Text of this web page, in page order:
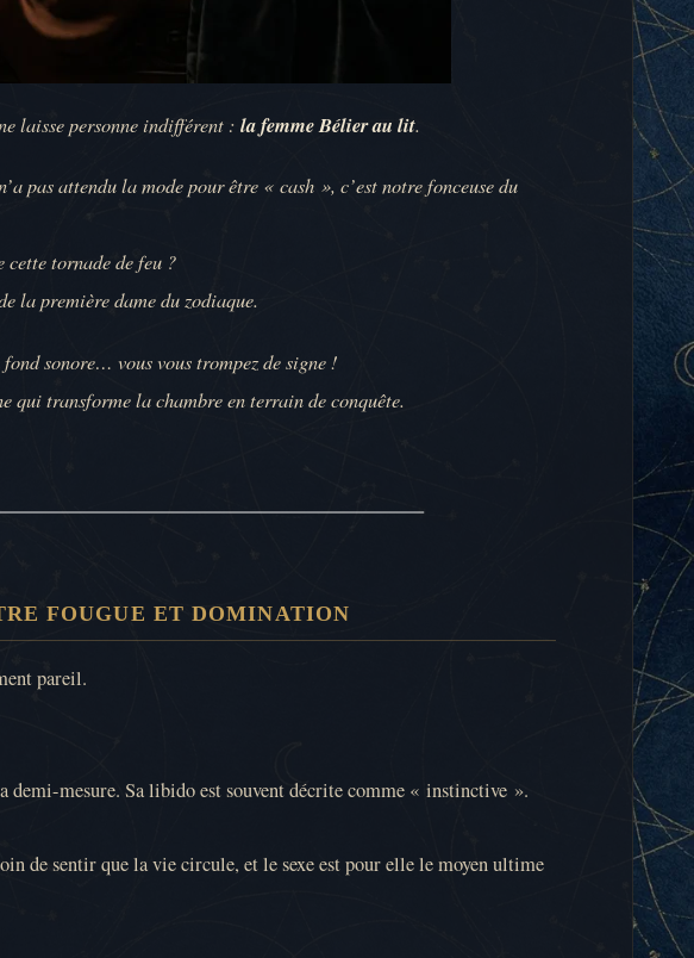
laisse personne indifférent : la femme Bélier au lit.
pas attendu la mode pour être « cash », c’est notre fonceuse du
cette tornade de feu ?
la première dame du zodiaque.
sonore… vous vous trompez de signe !
qui transforme la chambre en terrain de conquête.
FOUGUE ET DOMINATION
pareil.
demi-mesure. Sa libido est souvent décrite comme « instinctive ».
de sentir que la vie circule, et le sexe est pour elle le moyen ultime